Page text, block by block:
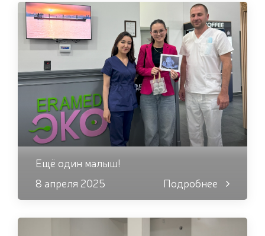
Ещё один малыш!
8 апреля 2025
Подробнее